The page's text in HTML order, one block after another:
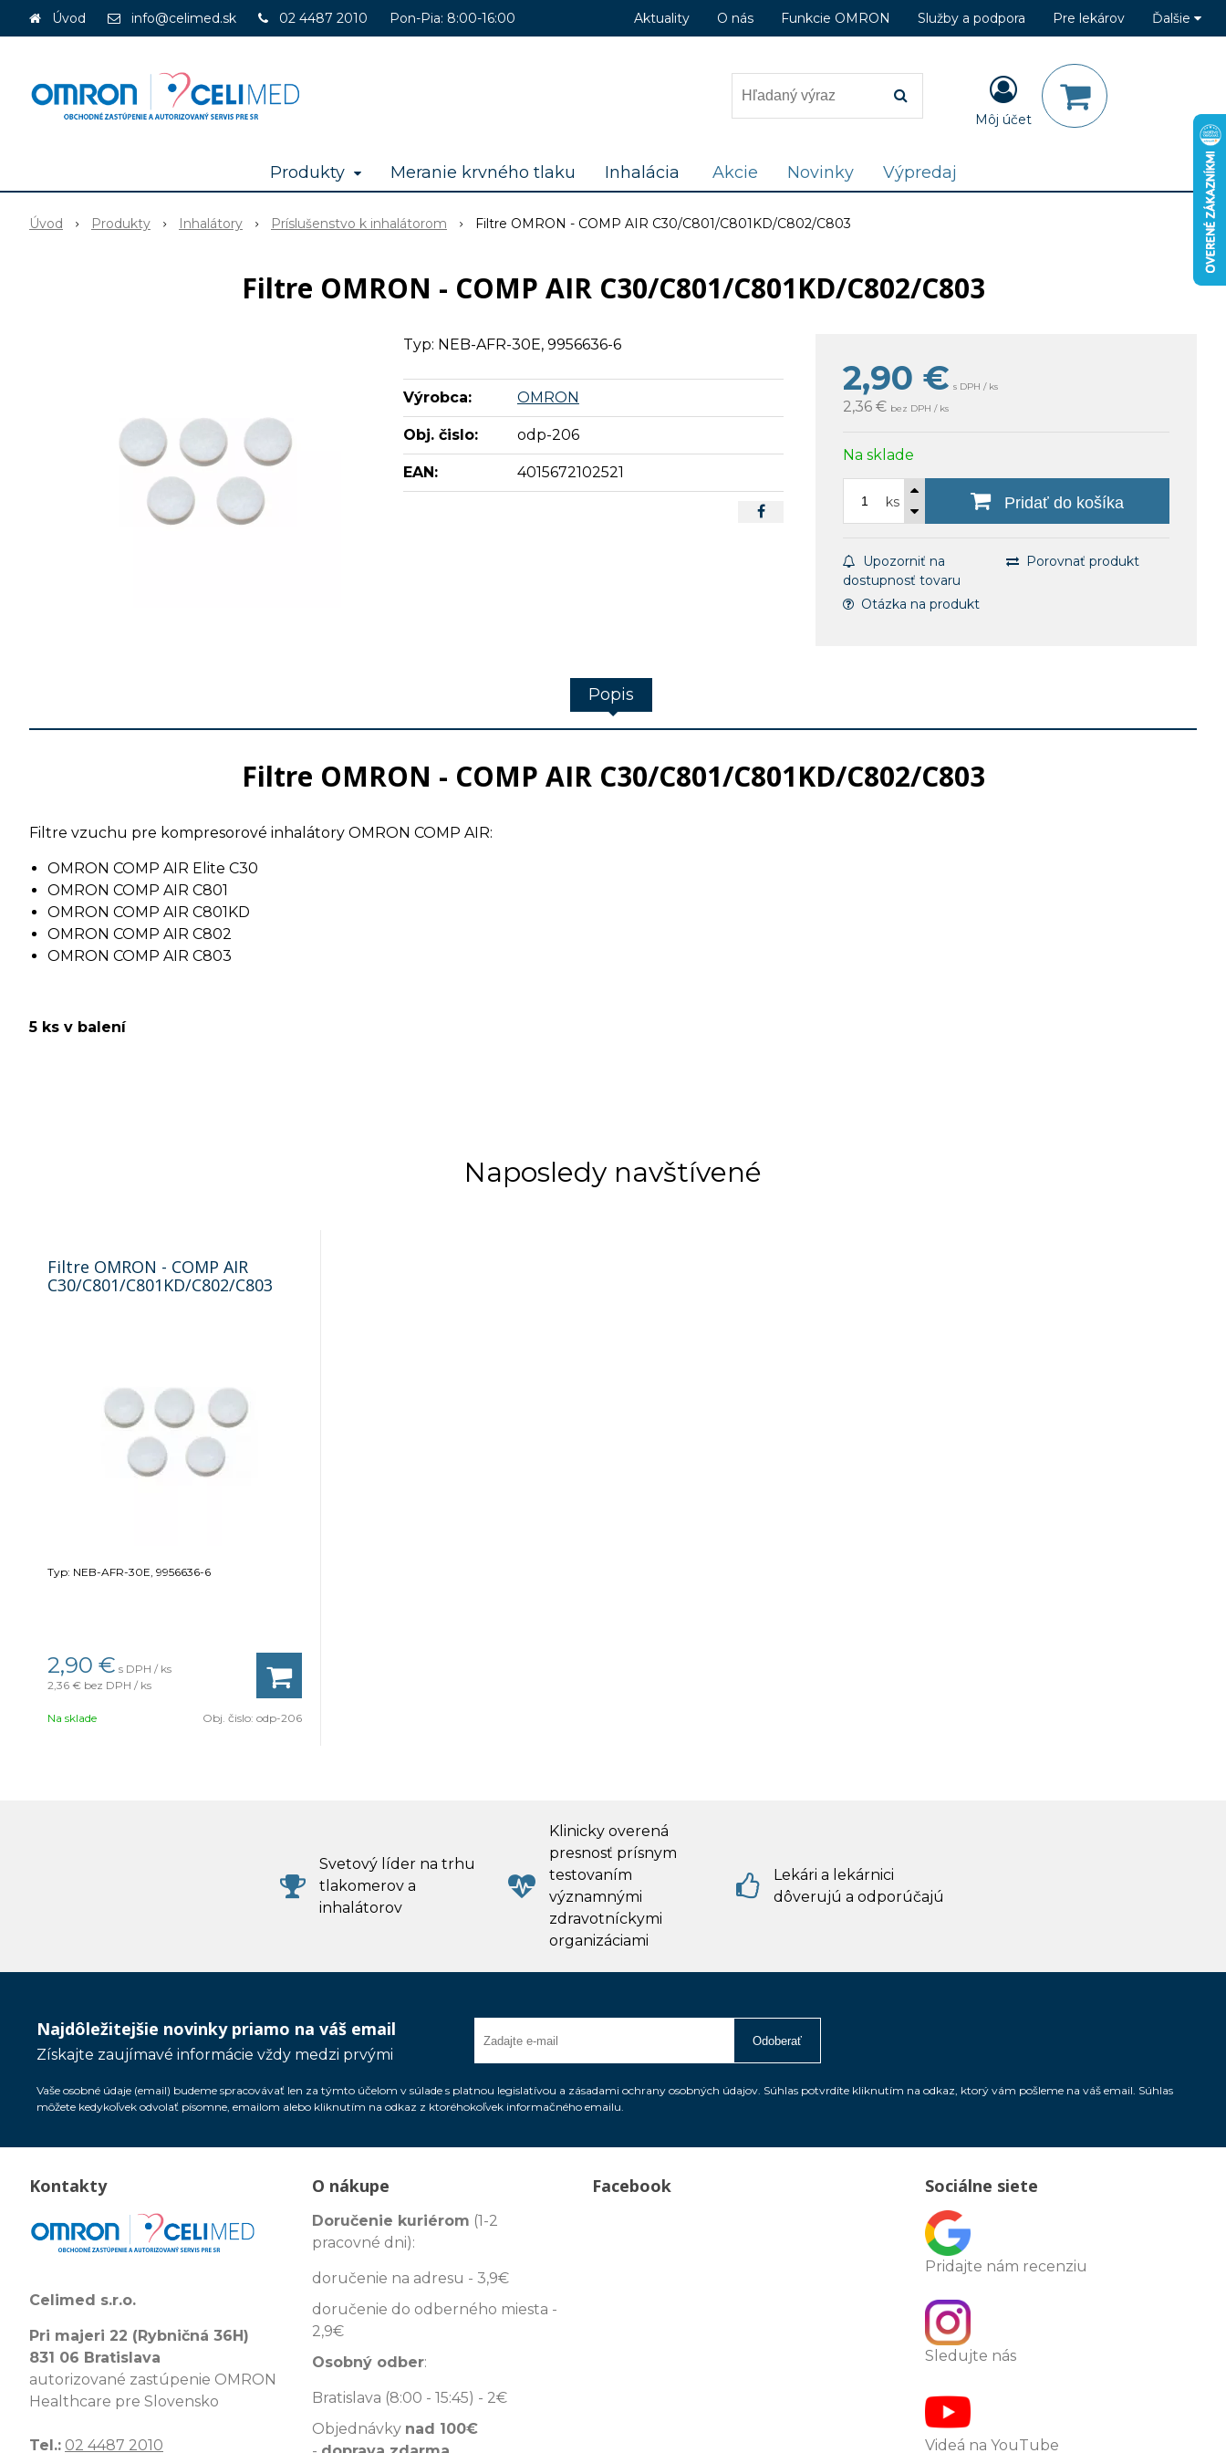
Úvod info@celimed.sk 02 4487 2010 Pon-Pia: 8:00-16:00 Aktuality O nás Funkcie OMRON Služby a podpora Pre lekárov Ďalšie
Môj účet
Produkty Meranie krvného tlaku Inhalácia Akcie Novinky Výpredaj
Úvod Produkty Inhalátory Príslušenstvo k inhalátorom Filtre OMRON - COMP AIR C30/C801/C801KD/C802/C803
Filtre OMRON - COMP AIR C30/C801/C801KD/C802/C803
2,90 € s DPH / ks
2,36 € bez DPH / ks
Na sklade
ks Pridať do košíka
Upozorniť na
dostupnosť tovaru
Porovnať produkt
Otázka na produkt
Typ: NEB-AFR-30E, 9956636-6
Výrobca: OMRON
Obj. čislo: odp-206
EAN: 4015672102521
Popis
Filtre OMRON - COMP AIR C30/C801/C801KD/C802/C803
Filtre vzuchu pre kompresorové inhalátory OMRON COMP AIR:
OMRON COMP AIR Elite C30
OMRON COMP AIR C801
OMRON COMP AIR C801KD
OMRON COMP AIR C802
OMRON COMP AIR C803
5 ks v balení
Naposledy navštívené
Filtre OMRON - COMP AIR
C30/C801/C801KD/C802/C803
Typ: NEB-AFR-30E, 9956636-6
2,90 € s DPH / ks
2,36 € bez DPH / ks
Na sklade Obj. čislo: odp-206
Svetový líder na trhu
tlakomerov a
inhalátorov
Klinicky overená
presnosť prísnym
testovaním
významnými
zdravotníckymi
organizáciami
Lekári a lekárnici
dôverujú a odporúčajú
Najdôležitejšie novinky priamo na váš email
Získajte zaujímavé informácie vždy medzi prvými
Odoberať
Vaše osobné údaje (email) budeme spracovávať len za týmto účelom v súlade s platnou legislatívou a zásadami ochrany osobných údajov. Súhlas potvrdíte kliknutím na odkaz, ktorý vám pošleme na váš email. Súhlas
môžete kedykoľvek odvolať písomne, emailom alebo kliknutím na odkaz z ktoréhokoľvek informačného emailu.
Kontakty
Celimed s.r.o.
Pri majeri 22 (Rybničná 36H)
831 06 Bratislava
autorizované zastúpenie OMRON
Healthcare pre Slovensko
Tel.: 02 4487 2010
O nákupe
Doručenie kuriérom (1-2
pracovné dni):
doručenie na adresu - 3,9€
doručenie do odberného miesta -
2,9€
Osobný odber:
Bratislava (8:00 - 15:45) - 2€
Objednávky nad 100€
Facebook Sociálne siete
Pridajte nám recenziu
Sledujte nás
Videá na YouTube